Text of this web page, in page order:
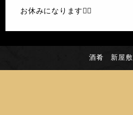
お休みになります🙇‍♀️
酒肴 新屋敷